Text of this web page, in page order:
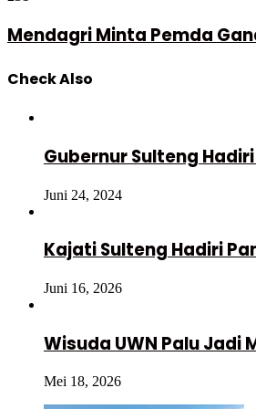
Mendagri Minta Pemda
Check Also
Close
Gubernur Sulteng Hadiri
Juni 24, 2024
Kajati Sulteng Hadiri
Juni 16, 2026
Wisuda UWN Palu Jadi
Mei 18, 2026